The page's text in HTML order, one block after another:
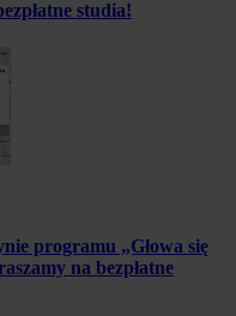
studia!
programu „Głowa się
na bezpłatne